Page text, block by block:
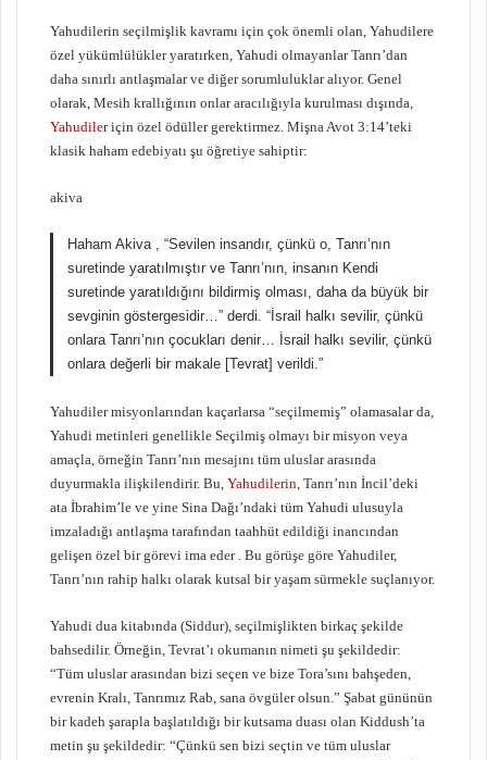
Yahudilerin seçilmişlik kavramı için çok önemli olan, Yahudilere
özel yükümlülükler yaratırken, Yahudi olmayanlar Tanrı’dan
daha sınırlı antlaşmalar ve diğer sorumluluklar alıyor. Genel
olarak, Mesih krallığının onlar aracılığıyla kurulması dışında,
Yahudiler için özel ödüller gerektirmez. Mişna Avot 3:14’teki
klasik haham edebiyatı şu öğretiye sahiptir:
akiva
Haham Akiva , “Sevilen insandır, çünkü o, Tanrı’nın
suretinde yaratılmıştır ve Tanrı’nın, insanın Kendi
suretinde yaratıldığını bildirmiş olması, daha da büyük bir
sevginin göstergesidir…” derdi. “İsrail halkı sevilir, çünkü
onlara Tanrı’nın çocukları denir… İsrail halkı sevilir, çünkü
onlara değerli bir makale [Tevrat] verildi.”
Yahudiler misyonlarından kaçarlarsa “seçilmemiş” olamasalar da,
Yahudi metinleri genellikle Seçilmiş olmayı bir misyon veya
amaçla, örneğin Tanrı’nın mesajını tüm uluslar arasında
duyurmakla ilişkilendirir. Bu, Yahudilerin, Tanrı’nın İncil’deki
ata İbrahim’le ve yine Sina Dağı’ndaki tüm Yahudi ulusuyla
imzaladığı antlaşma tarafından taahhüt edildiği inancından
gelişen özel bir görevi ima eder . Bu görüşe göre Yahudiler,
Tanrı’nın rahip halkı olarak kutsal bir yaşam sürmekle suçlanıyor.
Yahudi dua kitabında (Siddur), seçilmişlikten birkaç şekilde
bahsedilir. Örneğin, Tevrat’ı okumanın nimeti şu şekildedir:
“Tüm uluslar arasından bizi seçen ve bize Tora’sını bahşeden,
evrenin Kralı, Tanrımız Rab, sana övgüler olsun.” Şabat gününün
bir kadeh şarapla başlatıldığı bir kutsama duası olan Kiddush’ta
metin şu şekildedir: “Çünkü sen bizi seçtin ve tüm uluslar